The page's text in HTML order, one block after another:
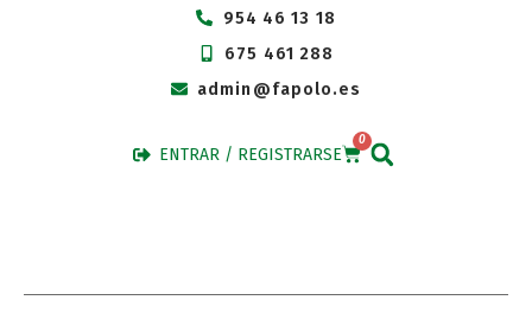
954 46 13 18
675 461 288
admin@fapolo.es
ENTRAR / REGISTRARSE
0